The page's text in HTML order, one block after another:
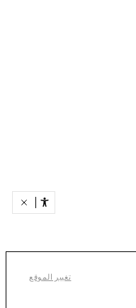
تغيير الموقع